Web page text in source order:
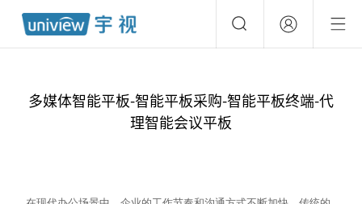
多媒体智能平板-智能平板采购-智能平板终端-代
理智能会议平板